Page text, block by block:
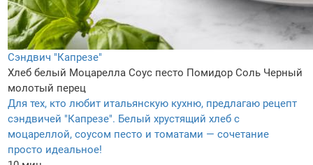
Сэндвич "Капрезе"
Хлеб белый Моцарелла Соус песто Помидор Соль Черный
молотый перец
Для тех, кто любит итальянскую кухню, предлагаю рецепт
сэндвичей "Капрезе". Белый хрустящий хлеб с
моцареллой, соусом песто и томатами — сочетание
просто идеальное!